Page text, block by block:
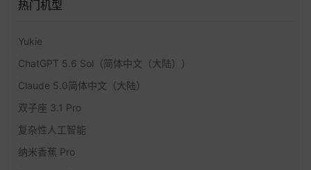
热门机型
Yukie
ChatGPT 5.6 Sol（简体中文（大陆））
Claude 5.0简体中文（大陆）
双子座 3.1 Pro
复杂性人工智能
纳米香蕉 Pro